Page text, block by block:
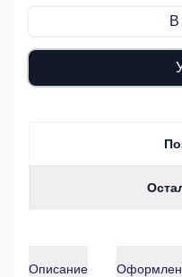
В
Описание